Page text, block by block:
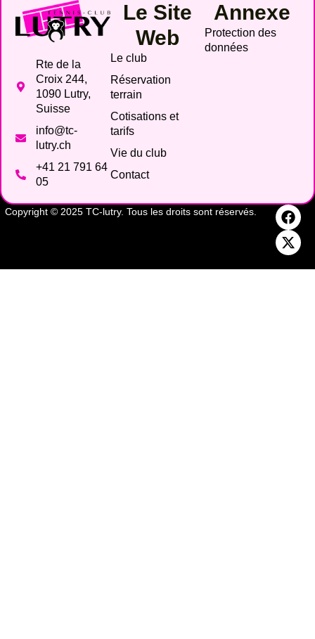
Rte de la
Croix 244,
1090 Lutry,
Suisse
info@tc-
lutry.ch
+41 21 791 64
05
Le Site
Web
Le club
Réservation
terrain
Cotisations et
tarifs
Vie du club
Contact
Annexe
Protection des
données
Copyright © 2025 TC-lutry. Tous les droits sont réservés.